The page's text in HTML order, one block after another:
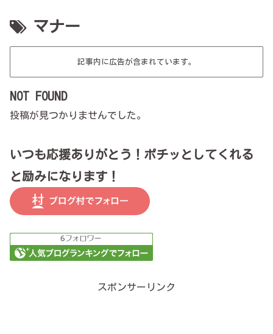
マナー
記事内に広告が含まれています。
NOT FOUND
投稿が見つかりませんでした。
いつも応援ありがとう！ポチッとしてくれる
と励みになります！
スポンサーリンク